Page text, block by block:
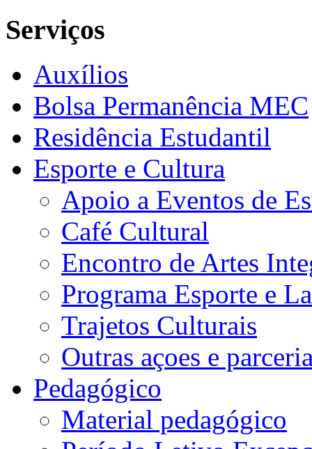
Serviços
Auxílios
Bolsa Permanência MEC
Residência Estudantil
Esporte e Cultura
Apoio a Eventos de
Café Cultural
Encontro de Artes
Programa Esporte e
Trajetos Culturais
Outras açoes e
Pedagógico
Material pedagógico